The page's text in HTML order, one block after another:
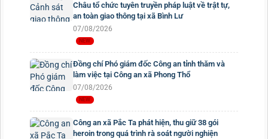
Châu tổ chức tuyên truyền pháp luật về trật tự,
an toàn giao thông tại xã Bình Lư
07/08/2026
Đồng chí Phó giám đốc Công an tỉnh thăm và
làm việc tại Công an xã Phong Thổ
07/08/2026
Công an xã Pắc Ta phát hiện, thu giữ 38 gói
heroin trong quá trình rà soát người nghiện